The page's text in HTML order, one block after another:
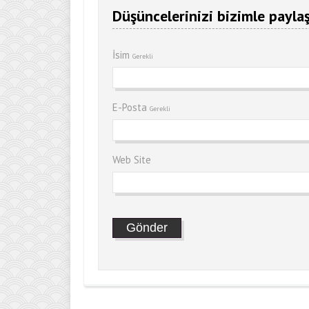
Düşüncelerinizi bizimle
İsim Gerekli
E-Posta Gerekli
Web Site